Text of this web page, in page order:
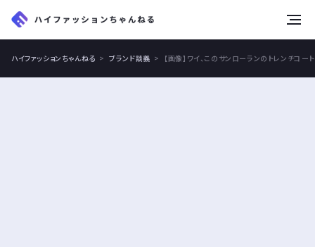
ハイファッションちゃんねる ブランド談義 【画像】ワイ、このサンローランのトレンチコ